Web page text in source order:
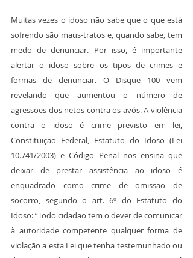
Muitas vezes o idoso não sabe que o que está
sofrendo são maus-tratos e, quando sabe, tem
medo de denunciar. Por isso, é importante
alertar o idoso sobre os tipos de crimes e
formas de denunciar. O Disque 100 vem
revelando que aumentou o número de
agressões dos netos contra os avós. A violência
contra o idoso é crime previsto em lei,
Constituição Federal, Estatuto do Idoso (Lei
10.741/2003) e Código Penal nos ensina que
deixar de prestar assistência ao idoso é
enquadrado como crime de omissão de
socorro, segundo o art. 6º do Estatuto do
Idoso: “Todo cidadão tem o dever de comunicar
à autoridade competente qualquer forma de
violação a esta Lei que tenha testemunhado ou